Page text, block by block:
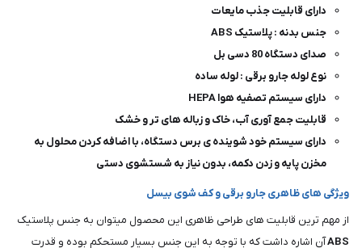
دارای قابلیت جذب مایعات
جنس بدنه : پلاستیک ABS
صدای دستگاه 80 دسی بل
نوع لوله جارو برقی : لوله ساده
دارای سیستم تصفیه هوا HEPA
قابلیت جمع آوری آب، خاک و زباله های تر و خشک
دارای سیستم خود شوینده ی برس دستگاه، با اضافه کردن محلول به
مخزن پایه و زدن دکمه، بدون نیاز به شستشوی دستی
ویژگی های ظاهری جارو برقی و کف شوی بیسل
از مهم ترین قابلیت های طراحی ظاهری این محصول میتوان به جنس پلاستیک
ABSآن اشاره داشت که با توجه به این جنس بسیار مستحکم بوده و قدرت